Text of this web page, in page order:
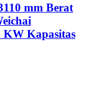
mm Berat
KW Kapasitas